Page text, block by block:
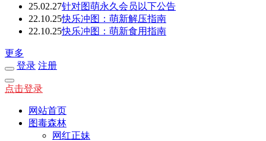
25.02.27针对图萌永久会员以下公告
22.10.25快乐冲图：萌新解压指南
22.10.25快乐冲图：萌新食用指南
更多
登录 注册
点击登录
网站首页
图毒森林
网红正妹